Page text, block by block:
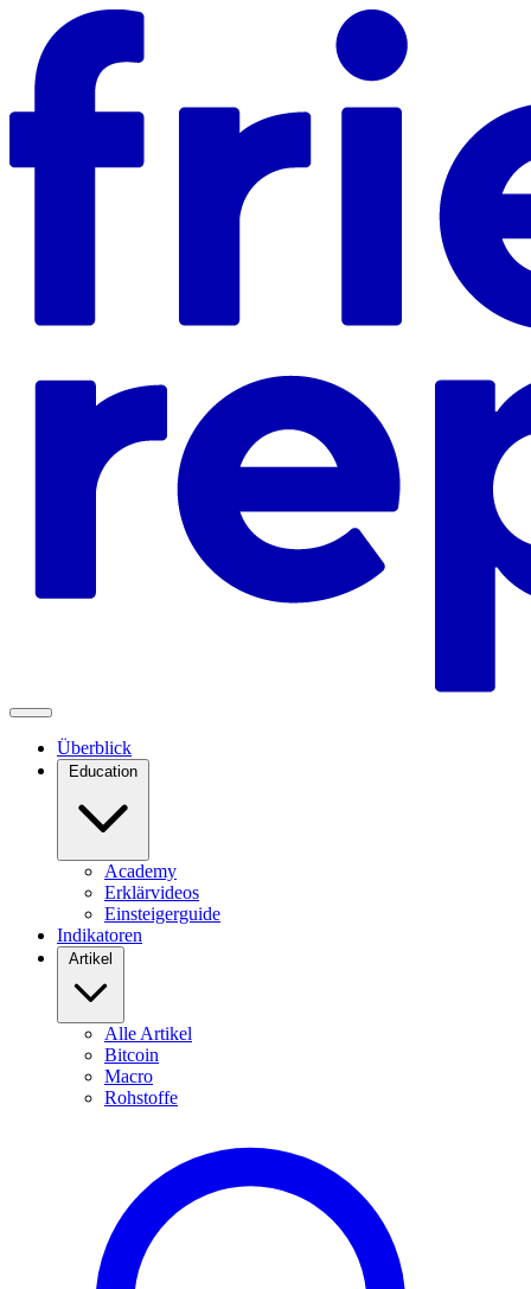
Überblick
Education
Academy
Erklärvideos
Einsteigerguide
Indikatoren
Artikel
Alle Artikel
Bitcoin
Macro
Rohstoffe